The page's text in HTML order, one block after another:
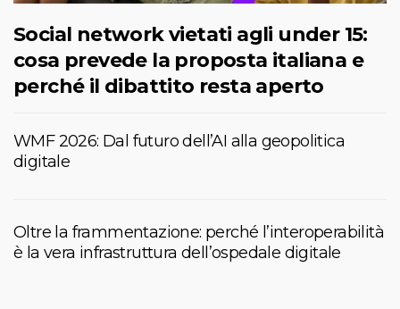
Social network vietati agli under 15:
cosa prevede la proposta italiana e
perché il dibattito resta aperto
WMF 2026: Dal futuro dell’AI alla geopolitica
digitale
Oltre la frammentazione: perché l’interoperabilità
è la vera infrastruttura dell’ospedale digitale